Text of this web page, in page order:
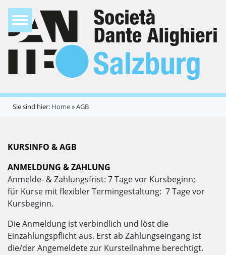
Sie sind hier: Home»AGB
KURSINFO & AGB
ANMELDUNG & ZAHLUNG
Anmelde- & Zahlungsfrist: 7 Tage vor Kursbeginn;
für Kurse mit flexibler Termingestaltung: 7 Tage vor
Kursbeginn.
Die Anmeldung ist verbindlich und löst die
Einzahlungspflicht aus. Erst ab Zahlungseingang ist
die/der Angemeldete zur Kursteilnahme berechtigt.